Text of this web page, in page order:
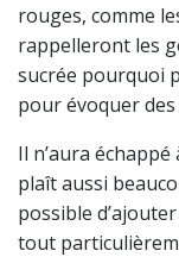
rouges, comme
rappelleront les
sucrée pourquoi
pour évoquer
Il n’aura
plaît aussi
possible
tout